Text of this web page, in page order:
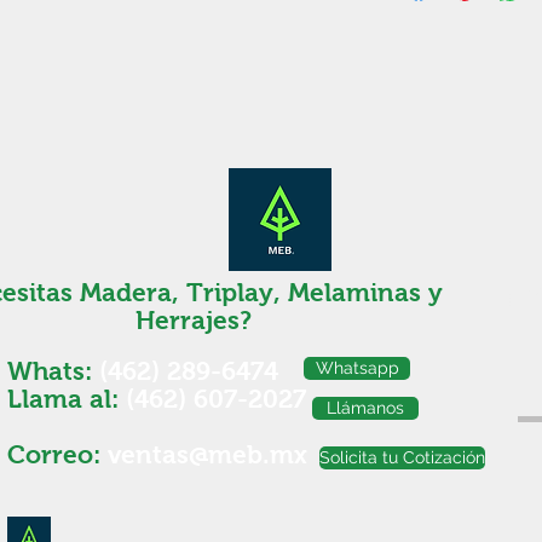
Whats:
Llama al:
(462) 607-2027
Correo:
Madera, Triplay, Melaminas y
Herrajes?
Whatsapp
Llámanos
Solicita tu Cotización